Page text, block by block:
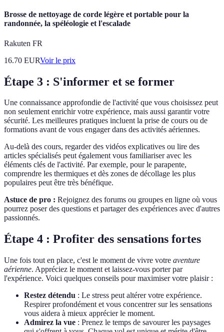
Brosse de nettoyage de corde légère et portable pour la
randonnée, la spéléologie et l'escalade
Rakuten FR
16.70 EURVoir le prix
Étape 3 : S'informer et se former
Une connaissance approfondie de l'activité que vous choisissez peut
non seulement enrichir votre expérience, mais aussi garantir votre
sécurité. Les meilleures pratiques incluent la prise de cours ou de
formations avant de vous engager dans des activités aériennes.
Au-delà des cours, regarder des vidéos explicatives ou lire des
articles spécialisés peut également vous familiariser avec les
éléments clés de l'activité. Par exemple, pour le parapente,
comprendre les thermiques et dès zones de décollage les plus
populaires peut être très bénéfique.
Astuce de pro : Rejoignez des forums ou groupes en ligne où vous
pourrez poser des questions et partager des expériences avec d'autres
passionnés.
Étape 4 : Profiter des sensations fortes
Une fois tout en place, c'est le moment de vivre votre aventure
aérienne. Appréciez le moment et laissez-vous porter par
l'expérience. Voici quelques conseils pour maximiser votre plaisir :
Restez détendu : Le stress peut altérer votre expérience.
Respirer profondément et vous concentrer sur les sensations
vous aidera à mieux apprécier le moment.
Admirez la vue : Prenez le temps de savourer les paysages